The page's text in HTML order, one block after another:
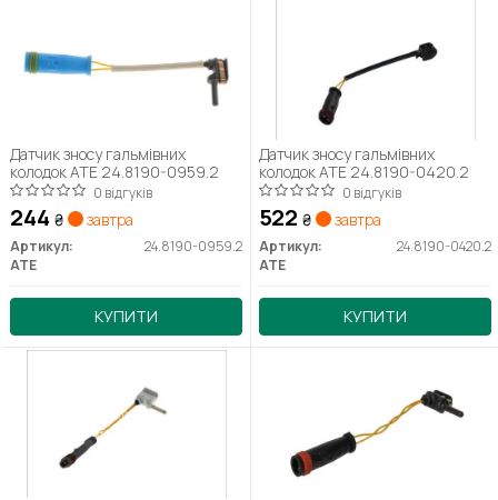
Датчик зносу гальмівних
колодок ATE 24.8190-0959.2
0 відгуків
244 ₴ завтра
Артикул:
24.8190-0959.2
ATE
КУПИТИ
Датчик зносу гальмівних
колодок ATE 24.8190-0420.2
0 відгуків
522 ₴ завтра
Артикул:
24.8190-0420.2
ATE
КУПИТИ